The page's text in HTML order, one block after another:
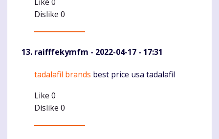
Dislike 0
raifffekymfm - 2022-04-17 - 17:31
Komentaras
tadalafil brands best price usa tadalafil
Like 0
Dislike 0